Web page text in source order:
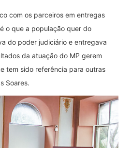
com os parceiros em entregas
o que a população quer do
do poder judiciário e entregava
da atuação do MP gerem
tem sido referência para outras
Soares.